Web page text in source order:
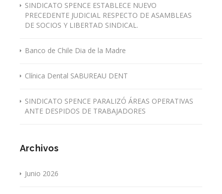
SINDICATO SPENCE ESTABLECE NUEVO
PRECEDENTE JUDICIAL RESPECTO DE ASAMBLEAS
DE SOCIOS Y LIBERTAD SINDICAL.
Banco de Chile Dia de la Madre
Clínica Dental SABUREAU DENT
SINDICATO SPENCE PARALIZÓ ÁREAS OPERATIVAS
ANTE DESPIDOS DE TRABAJADORES
Archivos
Junio 2026